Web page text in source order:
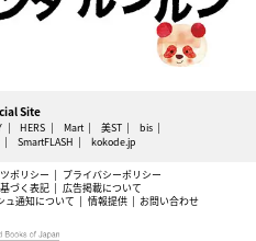
Site
HERS Mart 美ST
bis
SmartFLASH kokode.jp
ポリシー
プライバシーポリシー
づく表記
広告掲載について
ュ通知について 情報提供 お問い合わせ